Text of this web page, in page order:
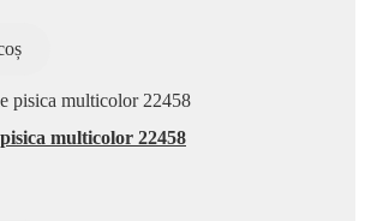
multicolor 22458